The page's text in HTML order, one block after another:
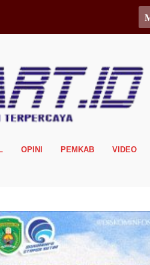
OPINI PEMKAB VIDEO